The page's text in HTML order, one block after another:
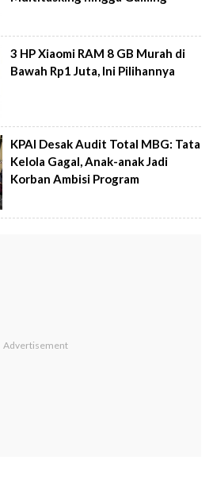
3 HP Xiaomi RAM 8 GB Murah di
Bawah Rp1 Juta, Ini Pilihannya
KPAI Desak Audit Total MBG: Tata
Kelola Gagal, Anak-anak Jadi
Korban Ambisi Program